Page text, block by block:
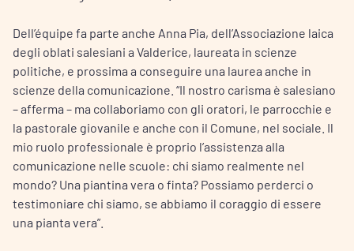
Dell’équipe fa parte anche Anna Pia, dell’Associazione laica
degli oblati salesiani a Valderice, laureata in scienze
politiche, e prossima a conseguire una laurea anche in
scienze della comunicazione. “Il nostro carisma è salesiano
– afferma – ma collaboriamo con gli oratori, le parrocchie e
la pastorale giovanile e anche con il Comune, nel sociale. Il
mio ruolo professionale è proprio l’assistenza alla
comunicazione nelle scuole: chi siamo realmente nel
mondo? Una piantina vera o finta? Possiamo perderci o
testimoniare chi siamo, se abbiamo il coraggio di essere
una pianta vera”.